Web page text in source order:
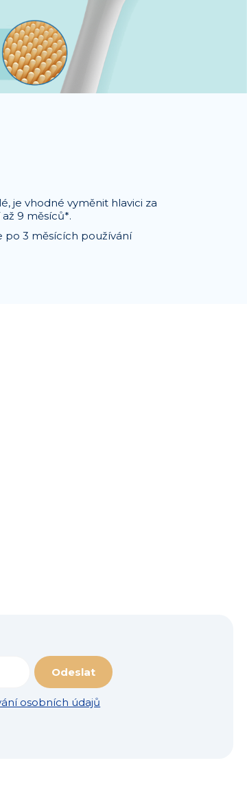
je vhodné vyměnit hlavici za
9 měsíců*.
3 měsících používání
Odeslat
osobních údajů